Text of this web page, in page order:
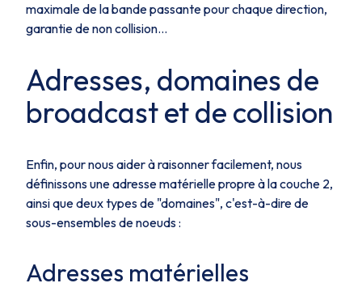
maximale de la bande passante pour chaque direction,
garantie de non collision...
Adresses, domaines de
broadcast et de collision
Enfin, pour nous aider à raisonner facilement, nous
définissons une adresse matérielle propre à la couche 2,
ainsi que deux types de "domaines", c'est-à-dire de
sous-ensembles de noeuds :
Adresses matérielles